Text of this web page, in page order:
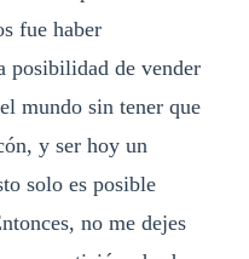
fue haber
posibilidad de vender
mundo sin tener que
y ser hoy un
solo es posible
no me dejes